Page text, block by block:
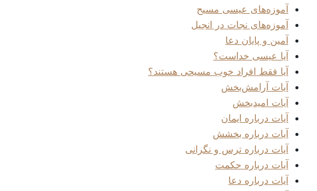
آموزه‌های عیسی مسیح
آموزه‌های نجات در انجیل
آمین و پایان دعا
آیا عیسی خداست؟
آیا فقط افراد خوب مسیحی هستند؟
آیات آرامش‌بخش
آیات امیدبخش
آیات درباره ایمان
آیات درباره بخشش
آیات درباره ترس و نگرانی
آیات درباره حکمت
آیات درباره دعا